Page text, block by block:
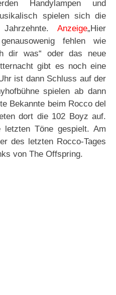
Handylampen und
spielen sich die
Anzeige„Hier
fehlen wie
dir was“ oder das neue
gibt es noch eine
ist dann Schluss auf der
spielen ab dann
Bekannte beim Rocco del
dort die 102 Boyz auf.
Töne gespielt. Am
des letzten Rocco-Tages
von The Offspring.